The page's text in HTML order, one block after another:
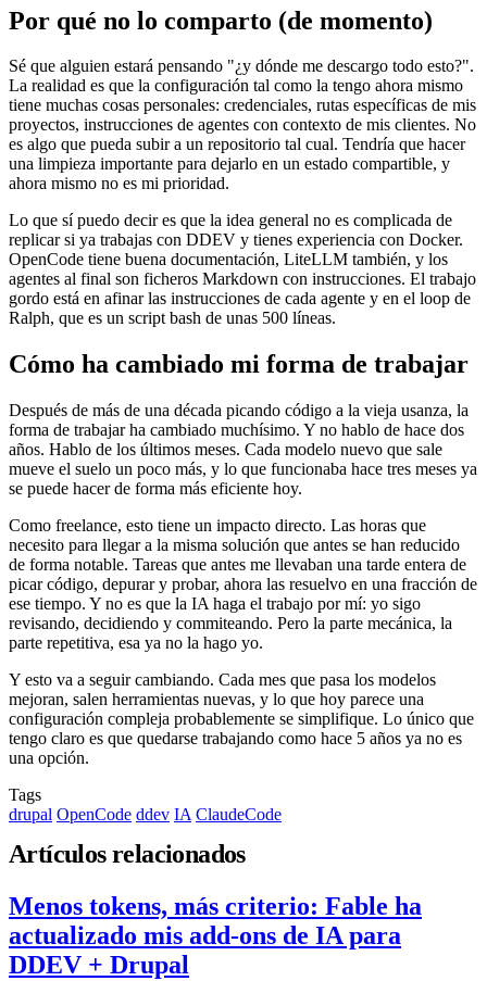
Por qué no lo comparto (de momento)
Sé que alguien estará pensando "¿y dónde me descargo todo esto?".
La realidad es que la configuración tal como la tengo ahora mismo
tiene muchas cosas personales: credenciales, rutas específicas de mis
proyectos, instrucciones de agentes con contexto de mis clientes. No
es algo que pueda subir a un repositorio tal cual. Tendría que hacer
una limpieza importante para dejarlo en un estado compartible, y
ahora mismo no es mi prioridad.
Lo que sí puedo decir es que la idea general no es complicada de
replicar si ya trabajas con DDEV y tienes experiencia con Docker.
OpenCode tiene buena documentación, LiteLLM también, y los
agentes al final son ficheros Markdown con instrucciones. El trabajo
gordo está en afinar las instrucciones de cada agente y en el loop de
Ralph, que es un script bash de unas 500 líneas.
Cómo ha cambiado mi forma de trabajar
Después de más de una década picando código a la vieja usanza, la
forma de trabajar ha cambiado muchísimo. Y no hablo de hace dos
años. Hablo de los últimos meses. Cada modelo nuevo que sale
mueve el suelo un poco más, y lo que funcionaba hace tres meses ya
se puede hacer de forma más eficiente hoy.
Como freelance, esto tiene un impacto directo. Las horas que
necesito para llegar a la misma solución que antes se han reducido
de forma notable. Tareas que antes me llevaban una tarde entera de
picar código, depurar y probar, ahora las resuelvo en una fracción de
ese tiempo. Y no es que la IA haga el trabajo por mí: yo sigo
revisando, decidiendo y commiteando. Pero la parte mecánica, la
parte repetitiva, esa ya no la hago yo.
Y esto va a seguir cambiando. Cada mes que pasa los modelos
mejoran, salen herramientas nuevas, y lo que hoy parece una
configuración compleja probablemente se simplifique. Lo único que
tengo claro es que quedarse trabajando como hace 5 años ya no es
una opción.
Tags
drupal OpenCode ddev IA ClaudeCode
Artículos relacionados
Menos tokens, más criterio: Fable ha
actualizado mis add-ons de IA para
DDEV + Drupal